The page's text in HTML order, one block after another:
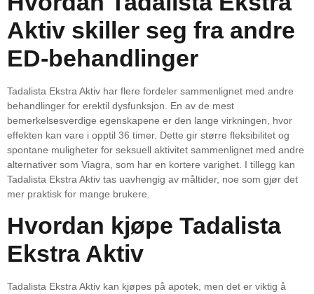
Aktiv skiller seg fra andre
ED-behandlinger
Tadalista Ekstra Aktiv har flere fordeler sammenlignet med andre
behandlinger for erektil dysfunksjon. En av de mest
bemerkelsesverdige egenskapene er den lange virkningen, hvor
effekten kan vare i opptil 36 timer. Dette gir større fleksibilitet og
spontane muligheter for seksuell aktivitet sammenlignet med andre
alternativer som Viagra, som har en kortere varighet. I tillegg kan
Tadalista Ekstra Aktiv tas uavhengig av måltider, noe som gjør det
mer praktisk for mange brukere.
Hvordan kjøpe Tadalista
Ekstra Aktiv
Tadalista Ekstra Aktiv kan kjøpes på apotek, men det er viktig å